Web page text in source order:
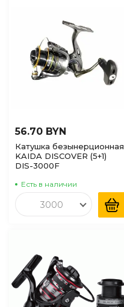
56.70 BYN
Катушка безынерционная
KAIDA DISCOVER (5+1)
DIS-3000F
Есть в наличии
3000